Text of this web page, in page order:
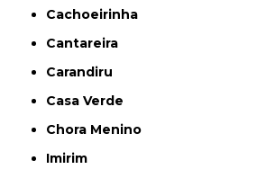
Cachoeirinha
Cantareira
Carandiru
Casa Verde
Chora Menino
Imirim